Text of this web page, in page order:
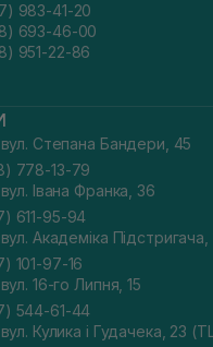
983-41-20
693-46-00
951-22-86
вул. Степана Бандери, 45
778-13-79
Івана Франка, 36
611-95-94
Академіка
101-97-16
16-го Липня, 15
544-61-44
Кулика і Гудачека, 23